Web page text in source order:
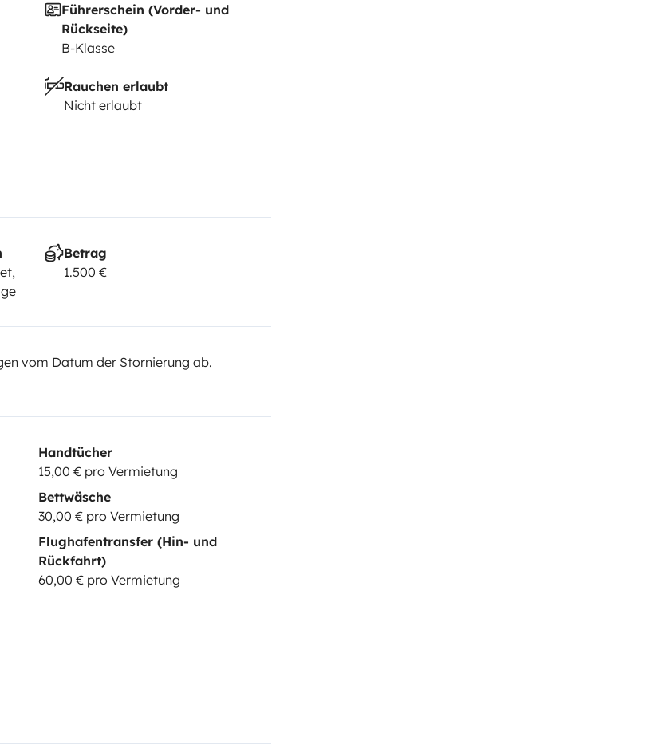
Führerschein (Vorder- und
Rückseite)
B-Klasse
Rauchen erlaubt
Nicht erlaubt
Betrag
1.500 €
vom Datum der Stornierung ab.
Handtücher
15,00 € pro Vermietung
Bettwäsche
30,00 € pro Vermietung
Flughafentransfer (Hin- und
Rückfahrt)
60,00 € pro Vermietung